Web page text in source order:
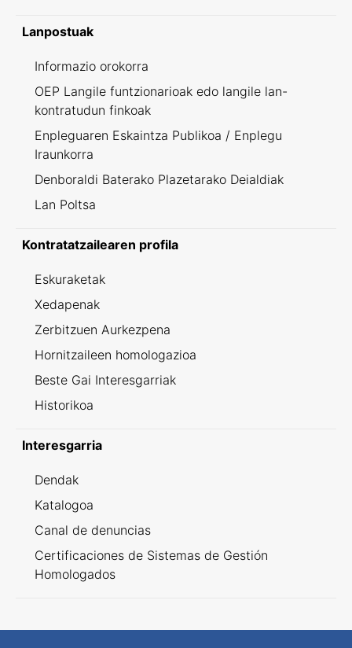
Lanpostuak
Informazio orokorra
OEP Langile funtzionarioak edo langile lan-
kontratudun finkoak
Enpleguaren Eskaintza Publikoa / Enplegu
Iraunkorra
Denboraldi Baterako Plazetarako Deialdiak
Lan Poltsa
Kontratatzailearen profila
Eskuraketak
Xedapenak
Zerbitzuen Aurkezpena
Hornitzaileen homologazioa
Beste Gai Interesgarriak
Historikoa
Interesgarria
Dendak
Katalogoa
Canal de denuncias
Certificaciones de Sistemas de Gestión
Homologados